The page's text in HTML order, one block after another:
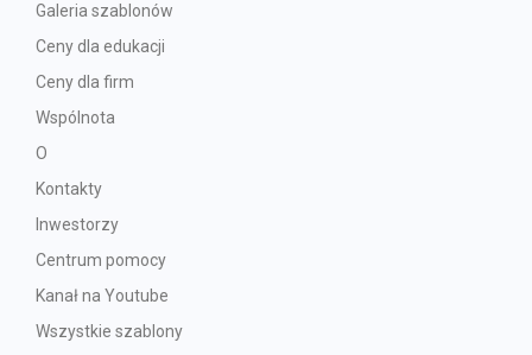
Galeria szablonów
Ceny dla edukacji
Ceny dla firm
Wspólnota
O
Kontakty
Inwestorzy
Centrum pomocy
Kanał na Youtube
Wszystkie szablony